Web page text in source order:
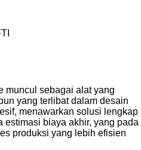
muncul sebagai alat yang
yang terlibat dalam desain
menawarkan solusi lengkap
biaya akhir, yang pada
produksi yang lebih efisien